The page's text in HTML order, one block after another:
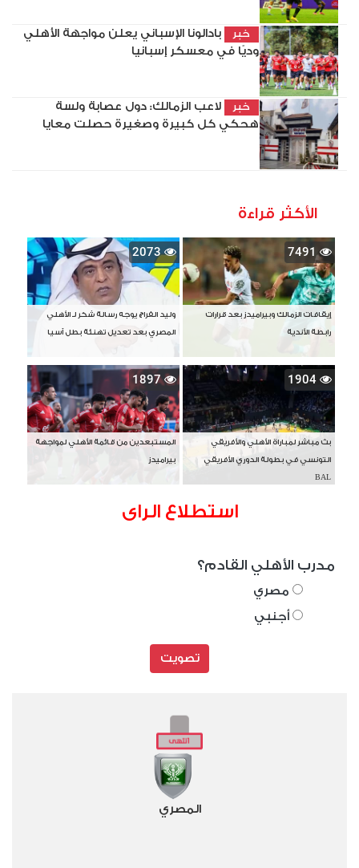
خبر
بادالونا الإسباني يعلن مواجهة الأهلي
وديًا في معسكر إسبانيا
خبر
لاعب الزمالك: دول عصابة ولسة
هحكي كل كبيرة وصغيرة حصلت معايا
الأكثر قراءة
7491
إيقافات الزمالك وبيراميدز بعد قرارات
رابطة الأندية
2073
وليد الفراج يوجه رسالة شكر لـ الأهلي
المصري بعد تعديل تهنئة بطل آسيا
1904
بث مباشر لمباراة الأهلي والأفريقي
التونسي في بطولة الدوري الأفريقي
BAL
1897
المستبعدين من قائمة الأهلي لمواجهة
بيراميدز
استطلاع الراى
مدرب الأهلي القادم؟
مصري
أجنبي
تصويت
المصري